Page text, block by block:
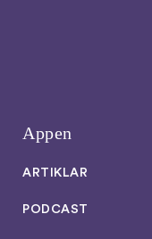
Appen
ARTIKLAR
PODCAST